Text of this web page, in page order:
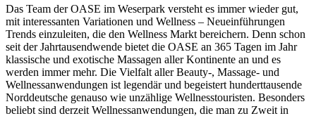
Das Team der OASE im Weserpark versteht es immer wieder gut,
mit interessanten Variationen und Wellness – Neueinführungen
Trends einzuleiten, die den Wellness Markt bereichern. Denn schon
seit der Jahrtausendwende bietet die OASE an 365 Tagen im Jahr
klassische und exotische Massagen aller Kontinente an und es
werden immer mehr. Die Vielfalt aller Beauty-, Massage- und
Wellnessanwendungen ist legendär und begeistert hunderttausende
Norddeutsche genauso wie unzählige Wellnesstouristen. Besonders
beliebt sind derzeit Wellnessanwendungen, die man zu Zweit in